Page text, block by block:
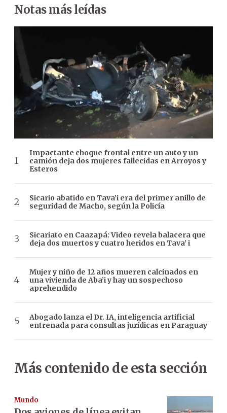
Notas más leídas
Impactante choque frontal entre un auto y un
camión deja dos mujeres fallecidas en Arroyos y
Esteros
Sicario abatido en Tava’i era del primer anillo de
seguridad de Macho, según la Policía
Sicariato en Caazapá: Video revela balacera que
deja dos muertos y cuatro heridos en Tava’ i
Mujer y niño de 12 años mueren calcinados en
una vivienda de Aba’i y hay un sospechoso
aprehendido
Abogado lanza el Dr. IA, inteligencia artificial
entrenada para consultas jurídicas en Paraguay
Más contenido de esta sección
Mundo